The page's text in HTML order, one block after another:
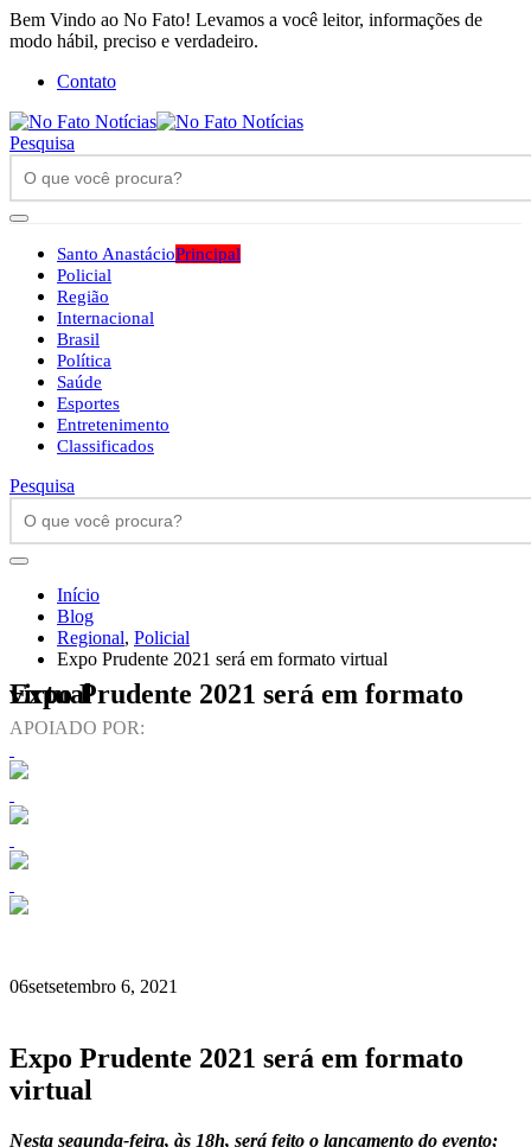
Bem Vindo ao No Fato! Levamos a você leitor, informações de
modo hábil, preciso e verdadeiro.
Contato
Pesquisa
Santo AnastácioPrincipal
Policial
Região
Internacional
Brasil
Política
Saúde
Esportes
Entretenimento
Classificados
Pesquisa
Início
Blog
Regional, Policial
Expo Prudente 2021 será em formato virtual
Expo Prudente 2021 será em formato virtual
APOIADO POR:
06setsetembro 6, 2021
Expo Prudente 2021 será em formato
virtual
Nesta segunda-feira, às 18h, será feito o lançamento do evento;